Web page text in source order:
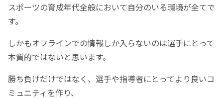
スポーツの育成年代全般において自分のいる環境が全てで
す。
しかもオフラインでの情報しか入らないのは選手にとって
本質的ではないと思います。
勝ち負けだけではなく、選手や指導者にとってより良いコ
ミュニティを作り、